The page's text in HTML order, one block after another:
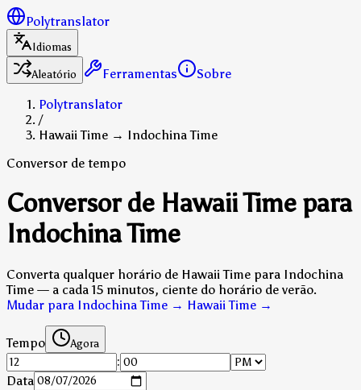
Polytranslator
Idiomas
Aleatório
Ferramentas
Sobre
Polytranslator
/
Hawaii Time → Indochina Time
Conversor de tempo
Conversor de Hawaii Time para
Indochina Time
Converta qualquer horário de Hawaii Time para Indochina
Time — a cada 15 minutos, ciente do horário de verão.
Mudar para Indochina Time → Hawaii Time →
Tempo Agora
:
Data